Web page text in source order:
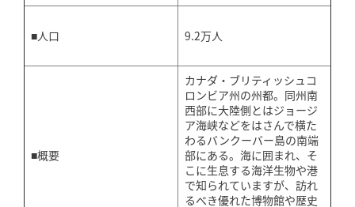
■人口 9.2万人
■概要
カナダ・ブリティッシュコ
ロンビア州の州都。同州南
西部に大陸側とはジョージ
ア海峡などをはさんで横た
わるバンクーバー島の南端
部にある。海に囲まれ、そ
こに生息する海洋生物や港
で知られていますが、訪れ
るべき優れた博物館や歴史